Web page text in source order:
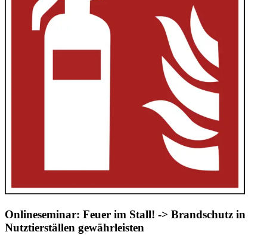
Onlineseminar: Feuer im Stall! -> Brandschutz in
Nutztierställen gewährleisten